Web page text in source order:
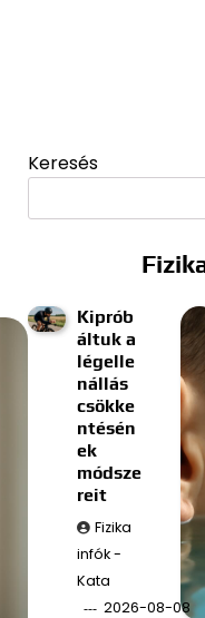
Keresés
Kiprób
áltuk a
légelle
nállás
csökke
ntésén
ek
módsze
reit
Fizika
infók -
Kata
2026-08-08